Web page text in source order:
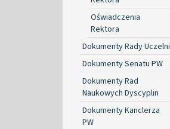
Oświadczenia
Rektora
Dokumenty Rady Uczelni
Dokumenty Senatu PW
Dokumenty Rad
Naukowych Dyscyplin
Dokumenty Kanclerza
PW